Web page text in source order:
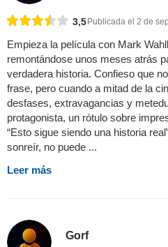
3,5Publicada el 2 de
Empieza la película con Mark
remontándose unos meses atrás
verdadera historia. Confieso que
frase, pero cuando a mitad de la
desfases, extravagancias y
protagonista, un rótulo sobre
“Esto sigue siendo una historia
sonreír, no puede ...
Leer más
Gorf